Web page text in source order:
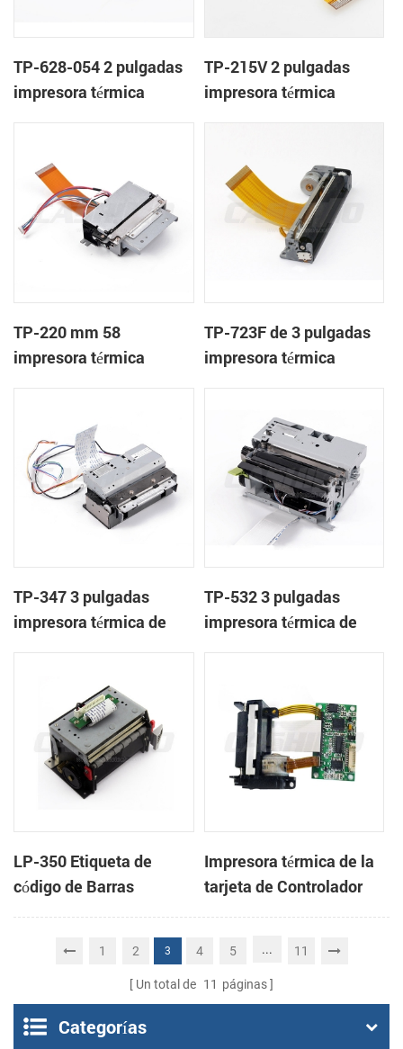
TP-628-054 2 pulgadas
impresora térmica
TP-215V 2 pulgadas
impresora térmica
TP-220 mm 58
impresora térmica
TP-723F de 3 pulgadas
impresora térmica
TP-347 3 pulgadas
impresora térmica de
TP-532 3 pulgadas
impresora térmica de
LP-350 Etiqueta de
código de Barras
Impresora Mecanismo
Impresora térmica de la
tarjeta de Controlador
DB-100
1 2 3 4 5 ... 11
Un total de 11 páginas
Categorías